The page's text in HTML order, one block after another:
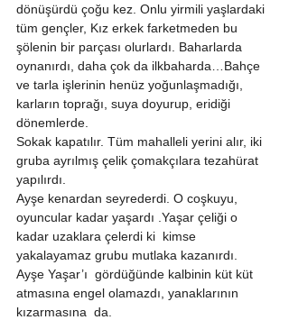
dönüşürdü çoğu kez. Onlu yirmili yaşlardaki
tüm gençler, Kız erkek farketmeden bu
şölenin bir parçası olurlardı. Baharlarda
oynanırdı, daha çok da ilkbaharda…Bahçe
ve tarla işlerinin henüz yoğunlaşmadığı,
karların toprağı, suya doyurup, eridiği
dönemlerde.
Sokak kapatılır. Tüm mahalleli yerini alır, iki
gruba ayrılmış çelik çomakçılara tezahürat
yapılırdı.
Ayşe kenardan seyrederdi. O coşkuyu,
oyuncular kadar yaşardı .Yaşar çeliği o
kadar uzaklara çelerdi ki  kimse
yakalayamaz grubu mutlaka kazanırdı.
Ayşe Yaşar’ı  gördüğünde kalbinin küt küt
atmasına engel olamazdı, yanaklarının
kızarmasına  da.